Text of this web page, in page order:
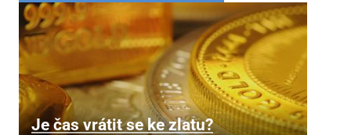
Je čas vrátit se ke zlatu?